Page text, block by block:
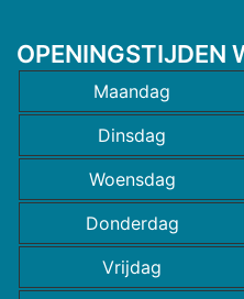
OPENINGSTIJDEN
Maandag
Dinsdag
Woensdag
Donderdag
Vrijdag